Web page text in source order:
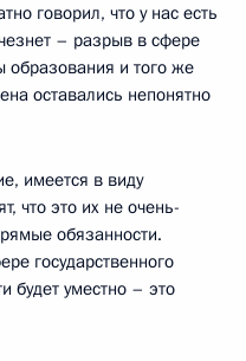
говорил, что у нас есть
– разрыв в сфере
образования и того же
оставались непонятно
имеется в виду
что это их не очень-
обязанности.
государственного
будет уместно – это